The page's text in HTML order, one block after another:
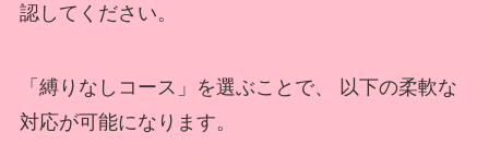
認してください。
「縛りなしコース」を選ぶことで、 以下の柔軟な
対応が可能になります。